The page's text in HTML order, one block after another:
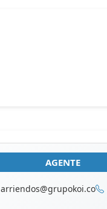
AGENTE
arriendos@grupokoi.co